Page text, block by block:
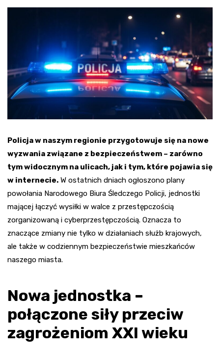
Policja w naszym regionie przygotowuje się na nowe
wyzwania związane z bezpieczeństwem – zarówno
tym widocznym na ulicach, jak i tym, które pojawia się
w internecie. W ostatnich dniach ogłoszono plany
powołania Narodowego Biura Śledczego Policji, jednostki
mającej łączyć wysiłki w walce z przestępczością
zorganizowaną i cyberprzestępczością. Oznacza to
znaczące zmiany nie tylko w działaniach służb krajowych,
ale także w codziennym bezpieczeństwie mieszkańców
naszego miasta.
Nowa jednostka –
połączone siły przeciw
zagrożeniom XXI wieku